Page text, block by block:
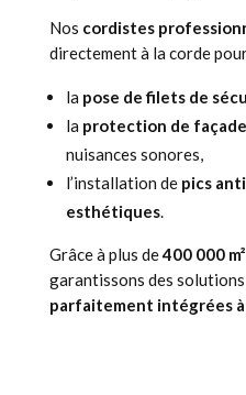
Nos cordistes
directement à la corde
la pose de filets de
la protection de
nuisances sonores,
l’installation de pics
esthétiques.
Grâce à plus de400 000
garantissons des
parfaitement intégrées